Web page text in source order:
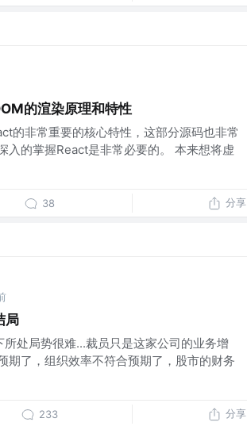
的渲染原理和特性
的非常重要的核心特性，这部分源码也非常
入的掌握React是非常必要的。 本来想将虚
38 分享
局
处局势很难...裁员只是这家公司的业务增
期了，组织效率不符合预期了，股市的财务
233 分享